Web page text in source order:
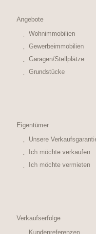
Angebote
Wohnimmobilien
Gewerbeimmobilien
Garagen/Stellplätze
Grundstücke
Eigentümer
Unsere
Ich möchte verkaufen
Ich möchte vermieten
Verkaufserfolge
Kundenreferenzen